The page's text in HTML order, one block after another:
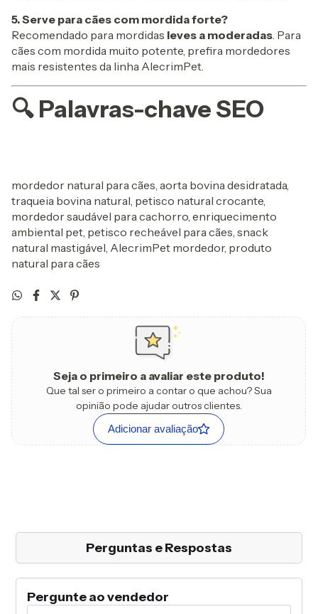
5. Serve para cães com mordida forte?
Recomendado para mordidas leves a moderadas . Para
cães com mordida muito potente, prefira mordedores
mais resistentes da linha AlecrimPet.
🔍 Palavras-chave SEO
mordedor natural para cães, aorta bovina desidratada,
traqueia bovina natural, petisco natural crocante,
mordedor saudável para cachorro, enriquecimento
ambiental pet, petisco recheável para cães, snack
natural mastigável, AlecrimPet mordedor, produto
natural para cães
Seja o primeiro a avaliar este produto!
Que tal ser o primeiro a contar o que achou? Sua
opinião pode ajudar outros clientes.
Adicionar avaliação
Perguntas e Respostas
Pergunte ao vendedor